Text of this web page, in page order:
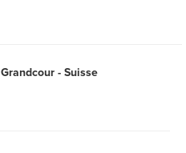
Grandcour - Suisse